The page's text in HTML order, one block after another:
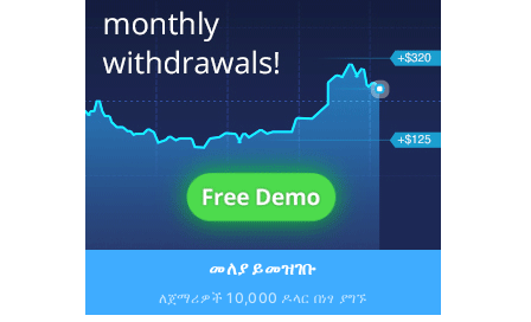
መለያ ይመዝገቡ
ለጀማሪዎች 10,000 ዶላር በነፃ ያግኙ